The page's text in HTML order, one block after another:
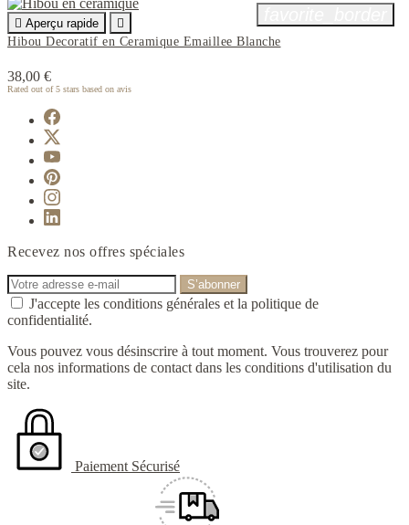
 Aperçu rapide

Hibou Decoratif en Ceramique Emaillee Blanche
38,00 €
Rated out of 5 stars based on avis
Recevez nos offres spéciales
J'accepte les conditions générales et la politique de
confidentialité.
Vous pouvez vous désinscrire à tout moment. Vous trouverez pour
cela nos informations de contact dans les conditions d'utilisation du
site.
Paiement Sécurisé